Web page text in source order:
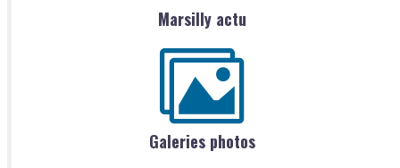
Marsilly actu
Galeries photos